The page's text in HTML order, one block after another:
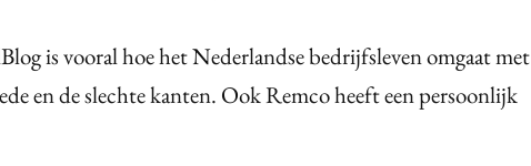
is vooral hoe het Nederlandse bedrijfsleven omgaat met
en de slechte kanten. Ook Remco heeft een persoonlijk